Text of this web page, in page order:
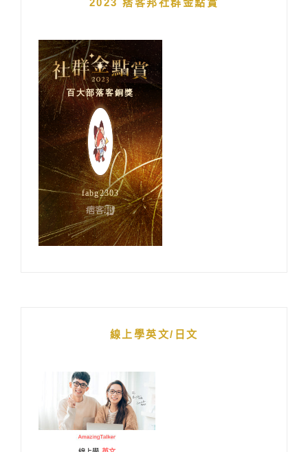
2023 痞客邦社群金點賞
線上學英文/日文